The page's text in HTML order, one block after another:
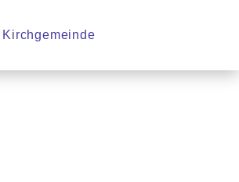
Kirchgemeinde